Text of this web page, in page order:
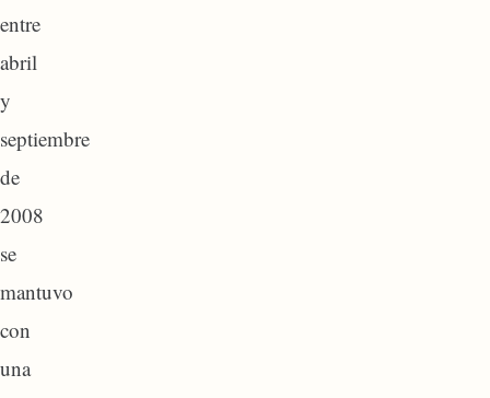
entre
abril
y
septiembre
de
2008
se
mantuvo
con
una